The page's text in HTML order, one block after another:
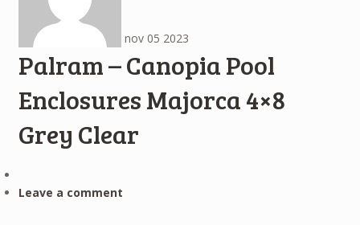
nov 05 2023
Palram – Canopia Pool
Enclosures Majorca 4×8
Grey Clear
Leave a comment